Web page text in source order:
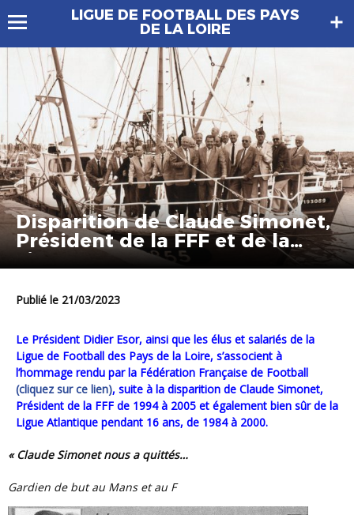
LIGUE DE FOOTBALL DES PAYS
DE LA LOIRE
Disparition de Claude Simonet,
Président de la FFF et de la
Ligue
Publié le 21/03/2023
Le Président Didier Esor, ainsi que les élus et salariés de la
Ligue de Football des Pays de la Loire, s’associent à
l’hommage rendu par la Fédération Française de Football
(cliquez sur ce lien), suite à la disparition de Claude Simonet,
Président de la FFF de 1994 à 2005 et également bien sûr de la
Ligue Atlantique pendant 16 ans, de 1984 à 2000.
« Claude Simonet nous a quittés…
Gardien de but au Mans et au F